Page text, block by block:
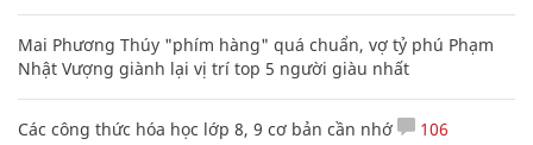
Mai Phương Thúy "phím hàng" quá chuẩn, vợ tỷ phú Phạm
Nhật Vượng giành lại vị trí top 5 người giàu nhất
Các công thức hóa học lớp 8, 9 cơ bản cần nhớ 106